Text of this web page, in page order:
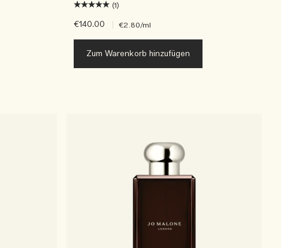
(1)
€140.00 €2.80/ml
Zum Warenkorb hinzufügen